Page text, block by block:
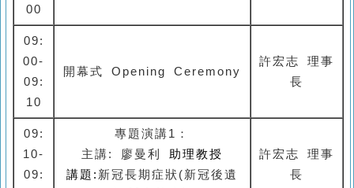
00
09:
00-
09:
10
開幕式 Opening Ceremony
許宏志 理事
長
09:
10-
09:
專題演講1：
主講: 廖曼利
助理教授
講題: 新冠長期症狀(新冠後遺
許宏志 理事
長